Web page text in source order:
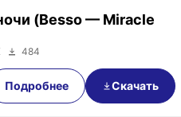
(Besso — Miracle
484
Подробнее Скачать